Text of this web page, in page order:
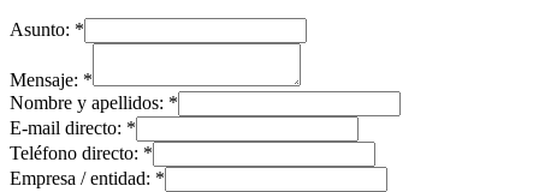
Asunto: *
Mensaje: *
Nombre y apellidos: *
E-mail directo: *
Teléfono directo: *
Empresa / entidad: *